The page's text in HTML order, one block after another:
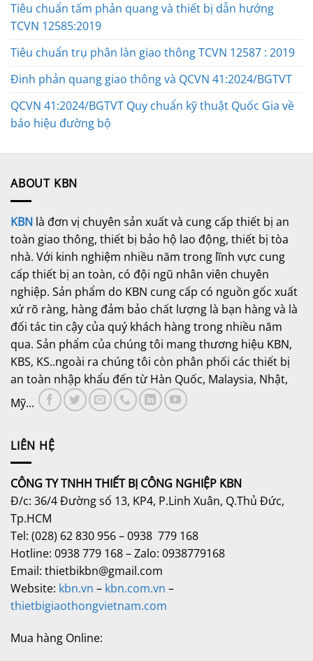
Tiêu chuẩn tấm phản quang và thiết bị dẫn hướng
TCVN 12585:2019
Tiêu chuẩn trụ phân làn giao thông TCVN 12587 : 2019
Đinh phản quang giao thông và QCVN 41:2024/BGTVT
QCVN 41:2024/BGTVT Quy chuẩn kỹ thuật Quốc Gia về
báo hiệu đường bộ
ABOUT KBN
KBN là đơn vị chuyên sản xuất và cung cấp thiết bị an
toàn giao thông, thiết bị bảo hộ lao động, thiết bị tòa
nhà. Với kinh nghiệm nhiều năm trong lĩnh vực cung
cấp thiết bị an toàn, có đội ngũ nhân viên chuyên
nghiệp. Sản phẩm do KBN cung cấp có nguồn gốc xuất
xứ rõ ràng, hàng đảm bảo chất lượng là bạn hàng và là
đối tác tin cậy của quý khách hàng trong nhiều năm
qua. Sản phẩm của chúng tôi mang thương hiệu KBN,
KBS, KS..ngoài ra chúng tôi còn phân phối các thiết bị
an toàn nhập khẩu đến từ Hàn Quốc, Malaysia, Nhật,
Mỹ...
LIÊN HỆ
CÔNG TY TNHH THIẾT BỊ CÔNG NGHIỆP KBN
Đ/c: 36/4 Đường số 13, KP4, P.Linh Xuân, Q.Thủ Đức,
Tp.HCM
Tel: (028) 62 830 956 – 0938 779 168
Hotline: 0938 779 168 – Zalo: 0938779168
Email: thietbikbn@gmail.com
Website: kbn.vn – kbn.com.vn –
thietbigiaothongvietnam.com
Mua hàng Online: